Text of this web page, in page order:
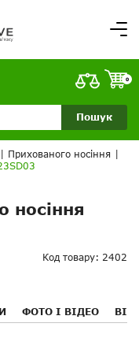
кабінет
Пошук
0
Прихованого носіння
носіння
Код товару: 2402
ФОТО І ВІДЕО